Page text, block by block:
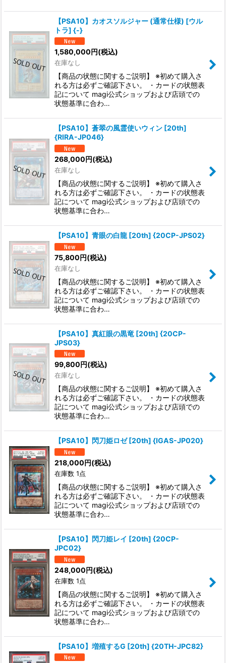
【PSA10】カオスソルジャー (通常仕様) [ウル
トラ] {-}
1,580,000円(税込)
在庫なし
【商品の状態に関するご説明】 ※初めて購入さ
れる方は必ずご確認下さい。 ・カードの状態表
記について magi公式ショップおよび店頭での
状態基準に合わ…
【PSA10】蒼翠の風霊使いウィン [20th]
{RIRA-JP046}
268,000円(税込)
在庫なし
【商品の状態に関するご説明】 ※初めて購入さ
れる方は必ずご確認下さい。 ・カードの状態表
記について magi公式ショップおよび店頭での
状態基準に合わ…
【PSA10】青眼の白龍 [20th] {20CP-JPS02}
75,800円(税込)
在庫なし
【商品の状態に関するご説明】 ※初めて購入さ
れる方は必ずご確認下さい。 ・カードの状態表
記について magi公式ショップおよび店頭での
状態基準に合わ…
【PSA10】真紅眼の黒竜 [20th] {20CP-
JPS03}
99,800円(税込)
在庫なし
【商品の状態に関するご説明】 ※初めて購入さ
れる方は必ずご確認下さい。 ・カードの状態表
記について magi公式ショップおよび店頭での
状態基準に合わ…
【PSA10】閃刀姫ロゼ [20th] {IGAS-JP020}
218,000円(税込)
在庫数 1点
【商品の状態に関するご説明】 ※初めて購入さ
れる方は必ずご確認下さい。 ・カードの状態表
記について magi公式ショップおよび店頭での
状態基準に合わ…
【PSA10】閃刀姫レイ [20th] {20CP-
JPC02}
248,000円(税込)
在庫数 1点
【商品の状態に関するご説明】 ※初めて購入さ
れる方は必ずご確認下さい。 ・カードの状態表
記について magi公式ショップおよび店頭での
状態基準に合わ…
【PSA10】増殖するG [20th] {20TH-JPC82}